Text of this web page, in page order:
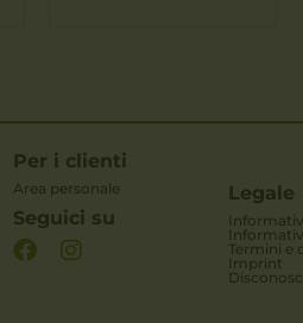
Per i clienti
Area personale
Seguici su
Legale
Termini e
Imprint